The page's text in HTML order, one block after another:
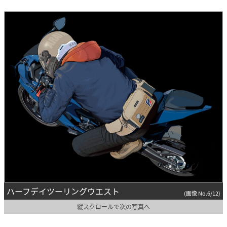
ハーフデイツーリングウエスト (画像 No.6/12)
縦スクロールで次の写真へ